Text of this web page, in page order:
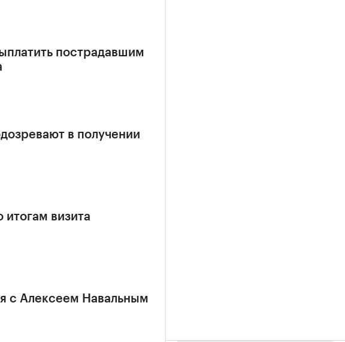
пострадавшим
в получении
визита
с Алексеем Навальным